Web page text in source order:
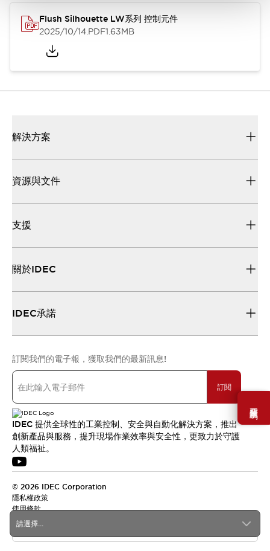
需要幫助嗎？
Flush Silhouette LW系列 控制元件
2025/10/14.PDF1.63MB
請選擇...
解決方案
資源與文件
支援
關於IDEC
IDEC承諾
訂閱我們的電子報，獲取我們的最新訊息!
訂閱
IDEC 提供全球性的工業控制、安全與自動化解決方案，推出
創新產品與服務，提升現場作業效率與安全性，更致力於守護
人類福祉。
© 2026 IDEC Corporation
隱私權政策
使用條款
台灣